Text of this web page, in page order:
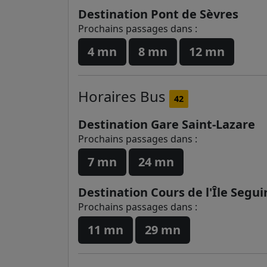
Destination Pont de Sèvres
Prochains passages dans :
4 mn 8 mn 12 mn
Horaires Bus 42
Destination Gare Saint-Lazare
Prochains passages dans :
7 mn
24 mn
Destination Cours de l'Île
Prochains passages dans :
11 mn 29 mn